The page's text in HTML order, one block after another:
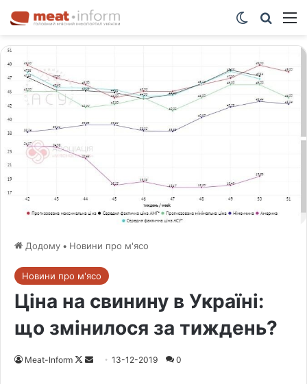
Switch skin
Додому • Новини про м'ясо
Новини про м'ясо
Ціна на свинину в Україні:
що змінилося за тиждень?
Meat-Inform
F
13-12-2019 0